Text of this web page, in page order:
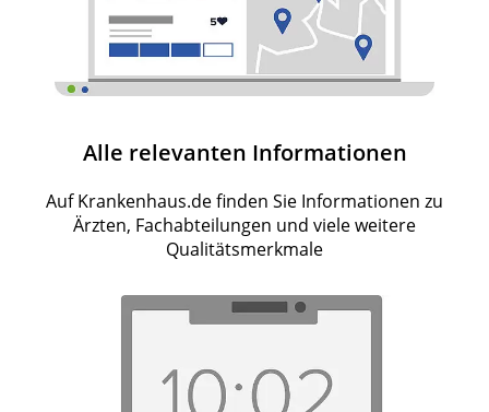
Alle relevanten Informationen
Auf Krankenhaus.de finden Sie Informationen zu
Ärzten, Fachabteilungen und viele weitere
Qualitätsmerkmale